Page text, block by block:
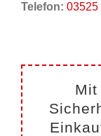
Telefon: 03525
Mit